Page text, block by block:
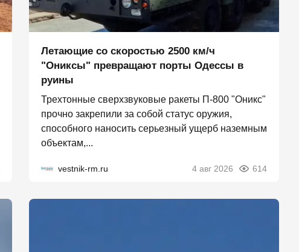
Летающие со скоростью 2500 км/ч
"Ониксы" превращают порты Одессы в
руины
Трехтонные сверхзвуковые ракеты П‑800 "Оникс"
прочно закрепили за собой статус оружия,
способного наносить серьезный ущерб наземным
объектам,...
vestnik-rm.ru 4 авг 2026 614